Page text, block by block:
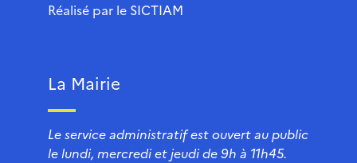
Réalisé par le SICTIAM
La Mairie
Le service administratif est ouvert au public
le lundi, mercredi et jeudi de 9h à 11h45.